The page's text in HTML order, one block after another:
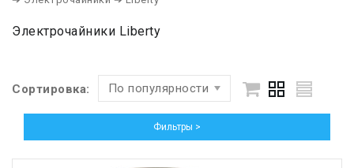
Электрочайники Liberty
Сортировка: По популярности
Фильтры >